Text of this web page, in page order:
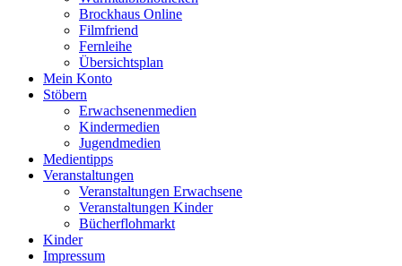
Brockhaus Online
Filmfriend
Fernleihe
Übersichtsplan
Mein Konto
Stöbern
Erwachsenenmedien
Kindermedien
Jugendmedien
Medientipps
Veranstaltungen
Veranstaltungen Erwachsene
Veranstaltungen Kinder
Bücherflohmarkt
Kinder
Impressum